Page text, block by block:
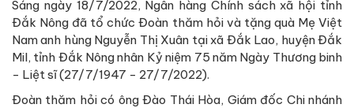
Sáng ngày 18/7/2022, Ngân hàng Chính sách xã hội tỉnh
Đắk Nông đã tổ chức Đoàn thăm hỏi và tặng quà Mẹ Việt
Nam anh hùng Nguyễn Thị Xuân tại xã Đắk Lao, huyện Đắk
Mil, tỉnh Đắk Nông nhân Kỷ niệm 75 năm Ngày Thương binh
- Liệt sĩ (27/7/1947 - 27/7/2022).
Đoàn thăm hỏi có ông Đào Thái Hòa, Giám đốc Chi nhánh